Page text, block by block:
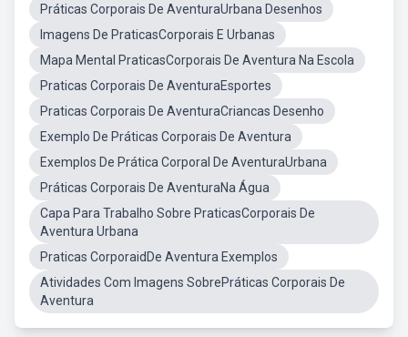
Práticas Corporais De AventuraUrbana Desenhos
Imagens De PraticasCorporais E Urbanas
Mapa Mental PraticasCorporais De Aventura Na Escola
Praticas Corporais De AventuraEsportes
Praticas Corporais De AventuraCriancas Desenho
Exemplo De Práticas Corporais De Aventura
Exemplos De Prática Corporal De AventuraUrbana
Práticas Corporais De AventuraNa Água
Capa Para Trabalho Sobre PraticasCorporais De
Aventura Urbana
Praticas CorporaidDe Aventura Exemplos
Atividades Com Imagens SobrePráticas Corporais De
Aventura